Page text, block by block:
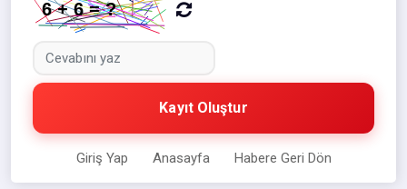
Kayıt Oluştur
Giriş Yap Anasayfa Habere Geri Dön